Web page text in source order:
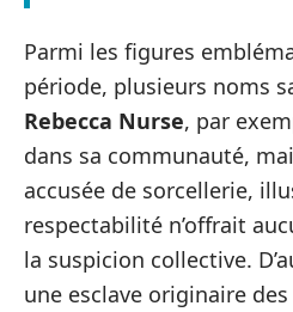
Parmi les figures
période, plusieurs noms
Rebecca Nurse, par
dans sa communauté,
accusée de sorcellerie,
respectabilité n’offrait
la suspicion collective.
une esclave originaire